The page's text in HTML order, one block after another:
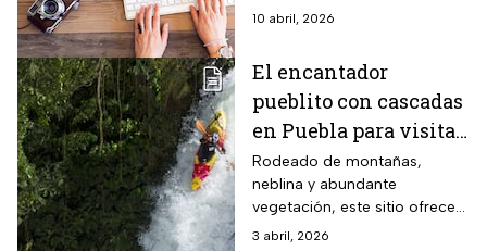
de tus vuelos y aquí te
10 abril, 2026
El encantador
pueblito con cascadas
en Puebla para visitar
en fin de semana
Rodeado de montañas,
neblina y abundante
vegetación, este sitio ofrece
un ambiente ideal para
3 abril, 2026